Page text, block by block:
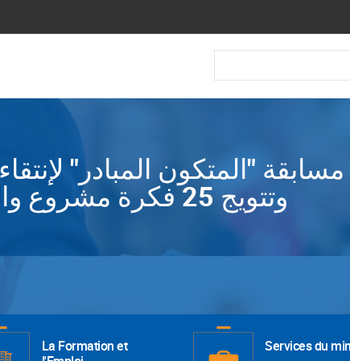
مسابقة "المتكون المبادر"
وتتويج 25 فكرة مشروع والثلاث المتوجين الأوائل
La Formation et
Services du